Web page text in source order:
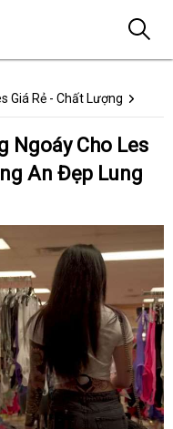
Giá Rẻ - Chất Lượng
Ngoáy Cho Les
An Đẹp Lung